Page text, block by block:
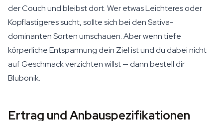
der Couch und bleibst dort. Wer etwas Leichteres oder
Kopflastigeres sucht, sollte sich bei den Sativa-
dominanten Sorten umschauen. Aber wenn tiefe
körperliche Entspannung dein Ziel ist und du dabei nicht
auf Geschmack verzichten willst — dann bestell dir
Blubonik.
Ertrag und Anbauspezifikationen